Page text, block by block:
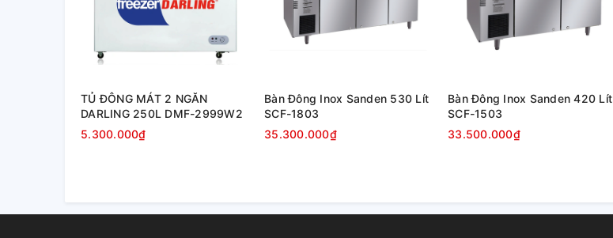
TỦ ĐÔNG MÁT 2 NGĂN
DARLING 250L DMF-2999W2
5.300.000₫
Bàn Đông Inox Sanden 530 Lít
SCF-1803
35.300.000₫
Bàn Đông Inox Sanden 420 Lít
SCF-1503
33.500.000₫